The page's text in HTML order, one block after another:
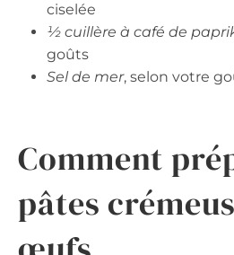
ciselée
½ cuillère à café de
goûts
Sel de mer, selon votre
Comment
pâtes